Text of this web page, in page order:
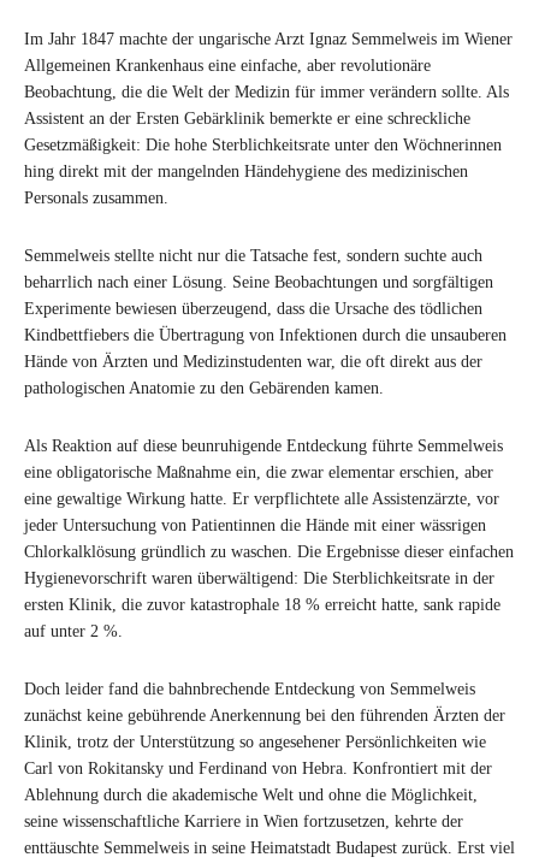
Im Jahr 1847 machte der ungarische Arzt Ignaz Semmelweis im Wiener
Allgemeinen Krankenhaus eine einfache, aber revolutionäre
Beobachtung, die die Welt der Medizin für immer verändern sollte. Als
Assistent an der Ersten Gebärklinik bemerkte er eine schreckliche
Gesetzmäßigkeit: Die hohe Sterblichkeitsrate unter den Wöchnerinnen
hing direkt mit der mangelnden Händehygiene des medizinischen
Personals zusammen.
Semmelweis stellte nicht nur die Tatsache fest, sondern suchte auch
beharrlich nach einer Lösung. Seine Beobachtungen und sorgfältigen
Experimente bewiesen überzeugend, dass die Ursache des tödlichen
Kindbettfiebers die Übertragung von Infektionen durch die unsauberen
Hände von Ärzten und Medizinstudenten war, die oft direkt aus der
pathologischen Anatomie zu den Gebärenden kamen.
Als Reaktion auf diese beunruhigende Entdeckung führte Semmelweis
eine obligatorische Maßnahme ein, die zwar elementar erschien, aber
eine gewaltige Wirkung hatte. Er verpflichtete alle Assistenzärzte, vor
jeder Untersuchung von Patientinnen die Hände mit einer wässrigen
Chlorkalklösung gründlich zu waschen. Die Ergebnisse dieser einfachen
Hygienevorschrift waren überwältigend: Die Sterblichkeitsrate in der
ersten Klinik, die zuvor katastrophale 18 % erreicht hatte, sank rapide
auf unter 2 %.
Doch leider fand die bahnbrechende Entdeckung von Semmelweis
zunächst keine gebührende Anerkennung bei den führenden Ärzten der
Klinik, trotz der Unterstützung so angesehener Persönlichkeiten wie
Carl von Rokitansky und Ferdinand von Hebra. Konfrontiert mit der
Ablehnung durch die akademische Welt und ohne die Möglichkeit,
seine wissenschaftliche Karriere in Wien fortzusetzen, kehrte der
enttäuschte Semmelweis in seine Heimatstadt Budapest zurück. Erst viel